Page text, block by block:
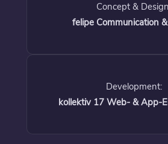
Concept &
felipe Communication
Development:
kollektiv 17 Web- & App-